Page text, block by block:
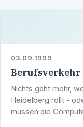
03.09.1999
Berufsverkehr
Nichts geht mehr,
Heidelberg rollt -
müssen die